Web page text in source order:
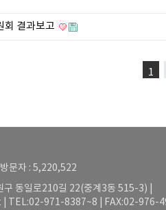
회 결과보고
1
문자 : 5,220,522
동일로210길 22(중계3동 515-3) |
| TEL:02-971-8387~8 | FAX:02-976-